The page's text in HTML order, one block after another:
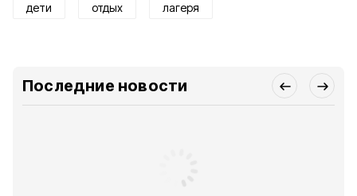
дети отдых лагеря
Последние новости